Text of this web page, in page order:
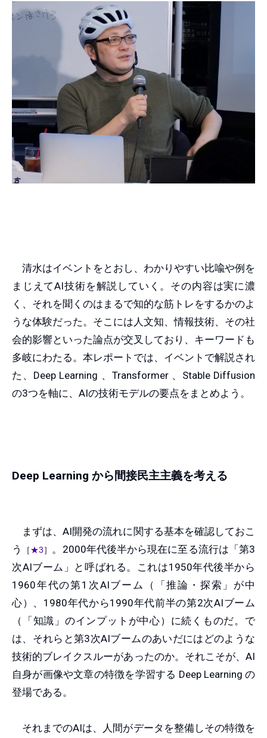
清水はイベントをとおし、わかりやすい比喩や例を
まじえてAI技術を解説していく。その内容は実に濃
く、それを聞くのはまるで知的な筋トレをするかのよ
うな体験だった。そこには人文知、情報技術、その社
会的影響といった論点が交叉しており、キーワードも
多岐にわたる。本レポートでは、イベントで解説され
た、Deep Learning 、Transformer 、Stable Diffusion
の3つを軸に、AIの技術モデルの要点をまとめよう。
Deep Learning から間接民主主義を考える
まずは、AI開発の流れに関する基本を確認しておこ
う
［ ★3 ］
。2000年代後半から現在に至る流行は「第3
次AIブーム」と呼ばれる。これは1950年代後半から
1960年代の第1次AIブーム（「推論・探索」が中
心）、1980年代から1990年代前半の第2次AIブーム
（「知識」のインプットが中心）に続くものだ。で
は、それらと第3次AIブームのあいだにはどのような
技術的ブレイクスルーがあったのか。それこそが、AI
自身が画像や文章の特徴を学習する Deep Learning の
登場である。
それまでのAIは、人間がデータを整備しその特徴を